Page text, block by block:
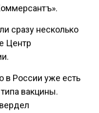
сразу несколько
Центр
в России уже есть
вакцины.